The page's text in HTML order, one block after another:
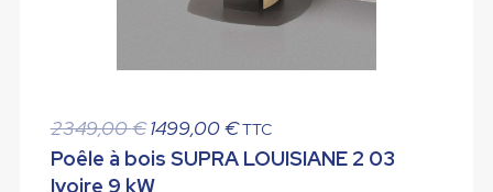
2349,00€ Le
prix
initial
1499,00€Le
prix
TTC
Poêle à bois SUPRA LOUISIANE 2 03
Ivoire 9 kW